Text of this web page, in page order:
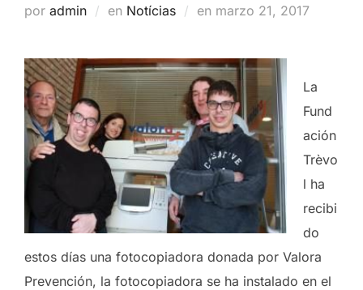
por admin en Notícias en Publicado
marzo 21, 2017
La
Fund
ación
Trèvo
l ha
recibi
do
estos días una fotocopiadora donada por Valora
Prevención, la fotocopiadora se ha instalado en el